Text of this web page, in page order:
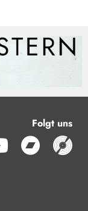
Folgt uns